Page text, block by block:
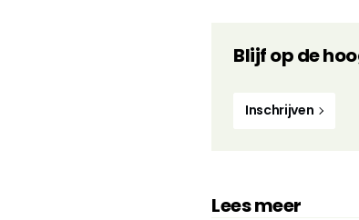
Blijf op de
Inschrijven
Lees meer